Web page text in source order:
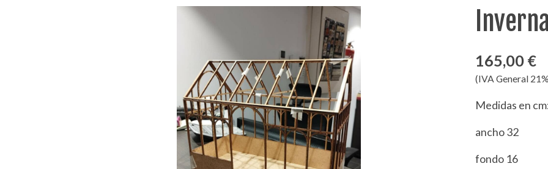
165,00 €
(IVA General
Medidas en
ancho 32
fondo 16